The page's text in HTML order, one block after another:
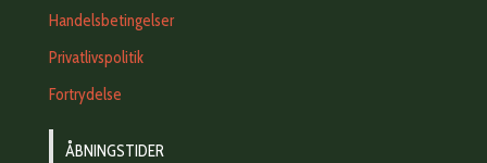
Handelsbetingelser
Privatlivspolitik
Fortrydelse
ÅBNINGSTIDER